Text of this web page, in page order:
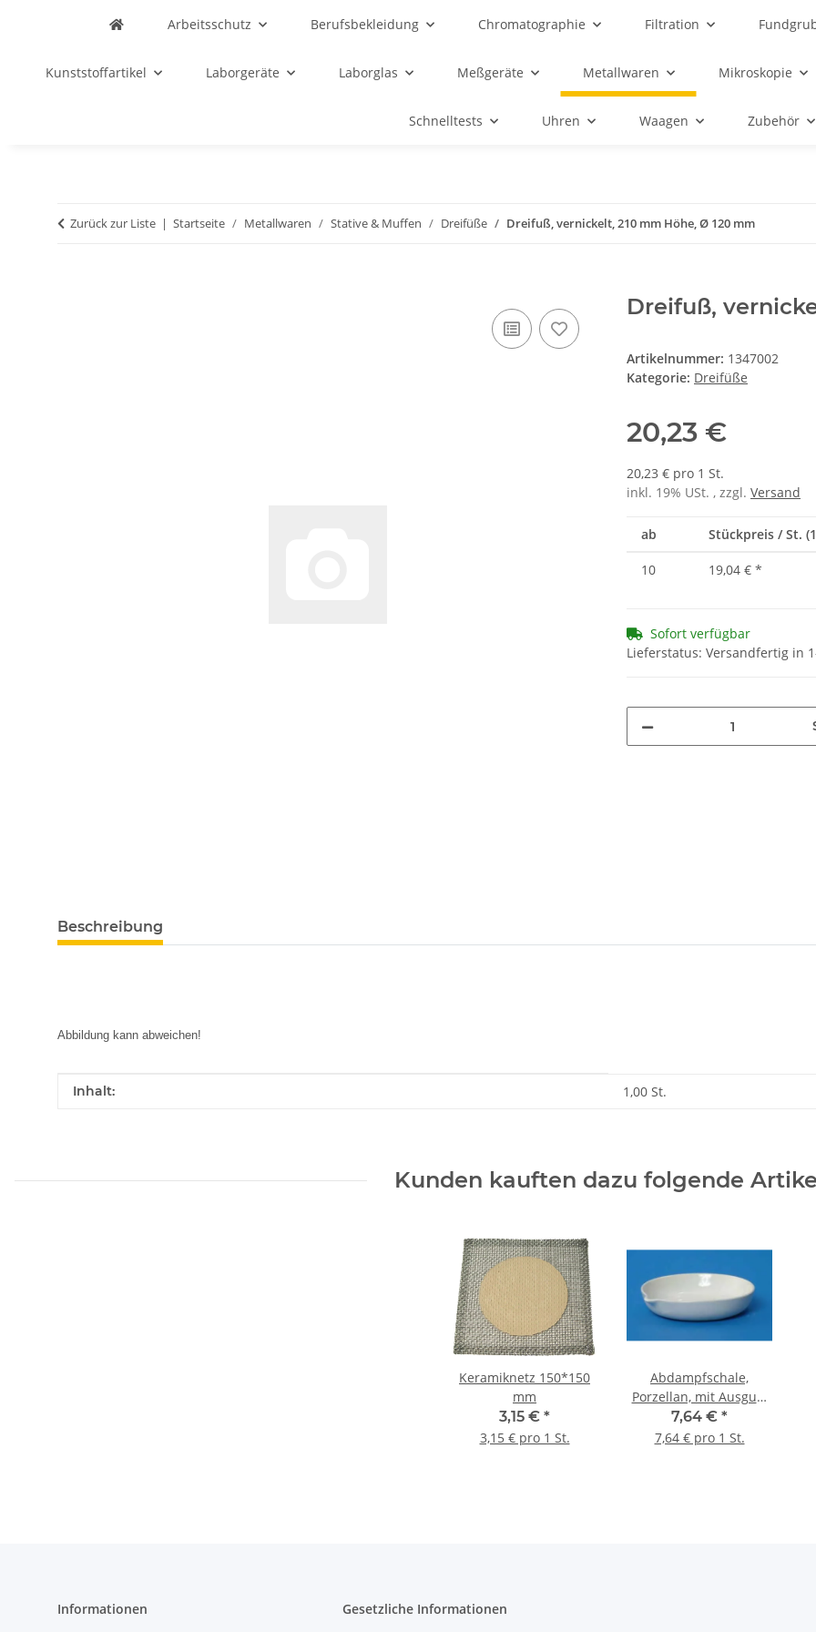
Arbeitsschutz Berufsbekleidung Chromatographie Filtration
Kunststoffartikel Laborgeräte Laborglas Meßgeräte Metallwaren Mikroskopie
Schnelltests Uhren Waagen Zubehör
Zurück zur Liste Startseite Metallwaren Stative & Muffen Dreifüße Dreifuß, vernickelt, 210 mm Höhe, Ø 120 mm
Dreifuß,
Artikelnummer: 1347002
Kategorie: Dreifüße
20,23 €
20,23 € pro 1 St.
inkl. 19% USt. , zzgl. Versand
ab Stückpreis / St.
10 19,04 € *
Sofort verfügbar
Lieferstatus: Versandfertig in
Beschreibung
Abbildung kann abweichen!
Produkteigenschaft
Wert
Inhalt: 1,00 St.
Kunden kauften dazu folgende
Keramiknetz 150*150
mm
3,15 € *
3,15 € pro 1 St.
Abdampfschale,
Porzellan, mit Ausguß,
Flachboden, niedrige
Form, 110 ml, 100*25
7,64 € *
7,64 € pro 1 St.
Informationen Gesetzliche Informationen